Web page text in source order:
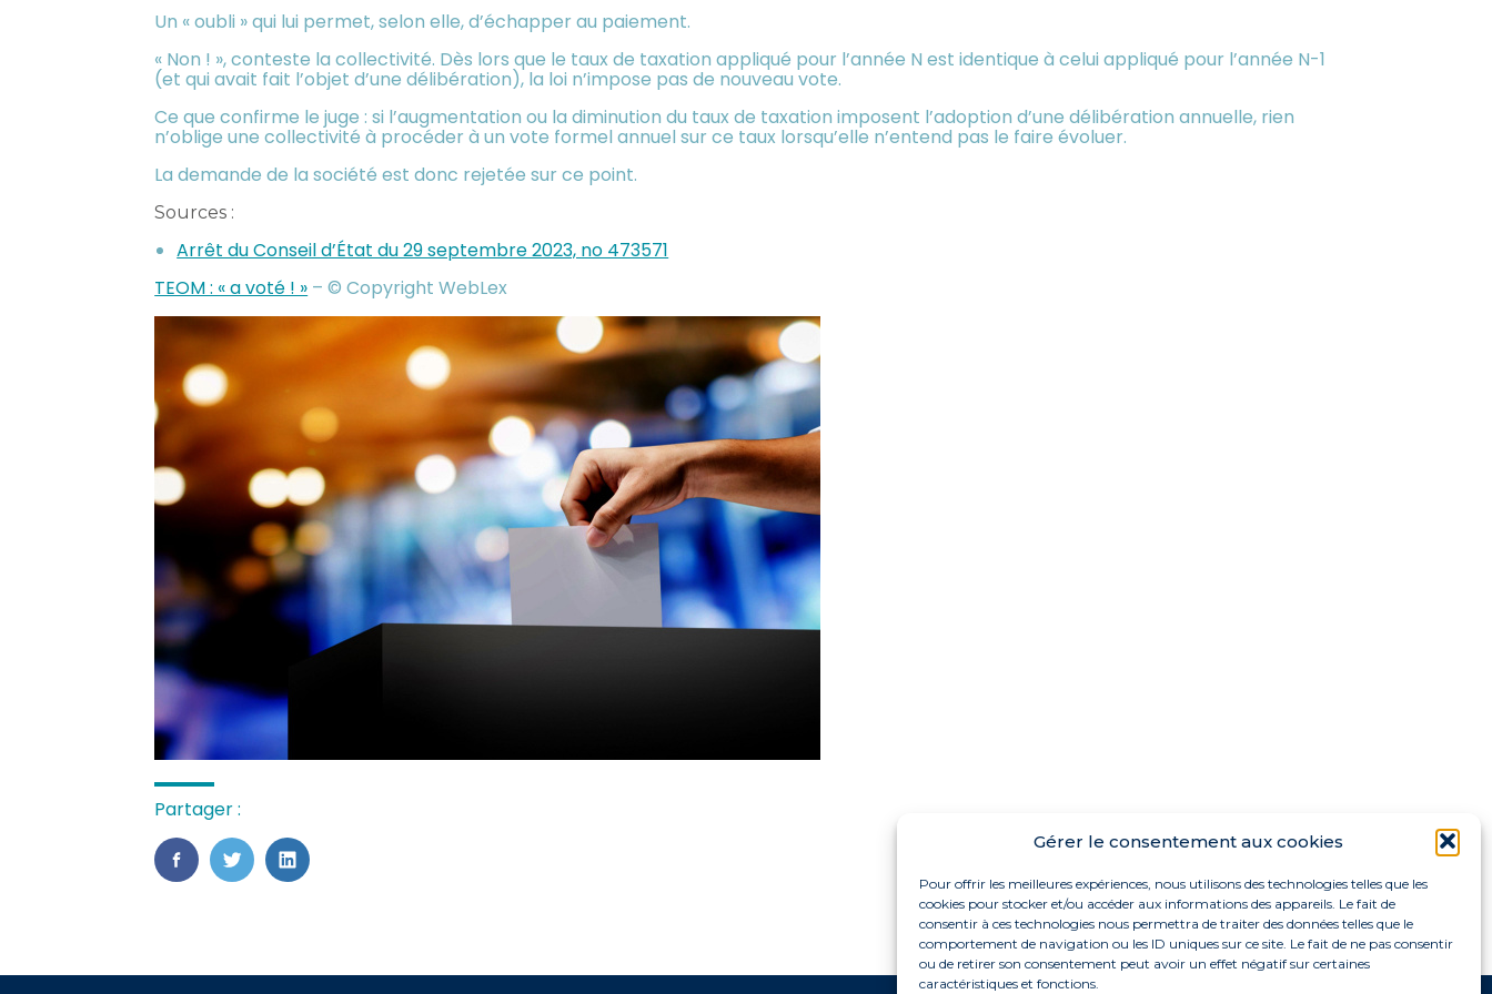
Gérer le consentement aux cookies
Pour offrir les meilleures expériences, nous utilisons des technologies telles que les
cookies pour stocker et/ou accéder aux informations des appareils. Le fait de
consentir à ces technologies nous permettra de traiter des données telles que le
comportement de navigation ou les ID uniques sur ce site. Le fait de ne pas consentir
ou de retirer son consentement peut avoir un effet négatif sur certaines
caractéristiques et fonctions.
Un « oubli » qui lui permet, selon elle, d’échapper au paiement.
« Non ! », conteste la collectivité. Dès lors que le taux de taxation appliqué pour l’année N est identique à celui appliqué pour l’année N-1
(et qui avait fait l’objet d’une délibération), la loi n’impose pas de nouveau vote.
Ce que confirme le juge : si l’augmentation ou la diminution du taux de taxation imposent l’adoption d’une délibération annuelle, rien
n’oblige une collectivité à procéder à un vote formel annuel sur ce taux lorsqu’elle n’entend pas le faire évoluer.
La demande de la société est donc rejetée sur ce point.
Sources :
Arrêt du Conseil d’État du 29 septembre 2023, no 473571
TEOM : « a voté ! » – © Copyright WebLex
Partager :
FaceBook
TwitterLinkedIn